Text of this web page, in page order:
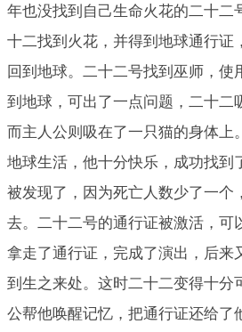
年也没找到自己生命火花的二十二
十二找到火花，并得到地球通行证
回到地球。二十二号找到巫师，使
到地球，可出了一点问题，二十二
而主人公则吸在了一只猫的身体上
地球生活，他十分快乐，成功找到
被发现了，因为死亡人数少了一个
去。二十二号的通行证被激活，可
拿走了通行证，完成了演出，后来
到生之来处。这时二十二变得十分
公帮他唤醒记忆，把通行证还给了